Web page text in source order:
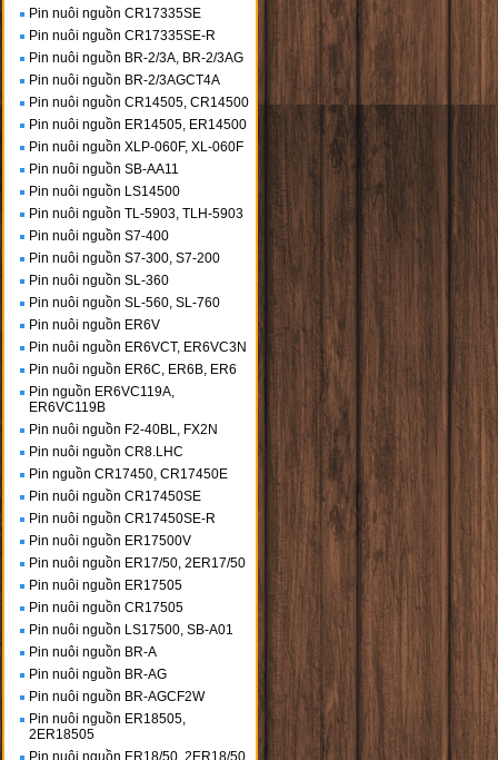
Pin nuôi nguồn CR17335SE
Pin nuôi nguồn CR17335SE-R
Pin nuôi nguồn BR-2/3A, BR-2/3AG
Pin nuôi nguồn BR-2/3AGCT4A
Pin nuôi nguồn CR14505, CR14500
Pin nuôi nguồn ER14505, ER14500
Pin nuôi nguồn XLP-060F, XL-060F
Pin nuôi nguồn SB-AA11
Pin nuôi nguồn LS14500
Pin nuôi nguồn TL-5903, TLH-5903
Pin nuôi nguồn S7-400
Pin nuôi nguồn S7-300, S7-200
Pin nuôi nguồn SL-360
Pin nuôi nguồn SL-560, SL-760
Pin nuôi nguồn ER6V
Pin nuôi nguồn ER6VCT, ER6VC3N
Pin nuôi nguồn ER6C, ER6B, ER6
Pin nguồn ER6VC119A,
ER6VC119B
Pin nuôi nguồn F2-40BL, FX2N
Pin nuôi nguồn CR8.LHC
Pin nguồn CR17450, CR17450E
Pin nuôi nguồn CR17450SE
Pin nuôi nguồn CR17450SE-R
Pin nuôi nguồn ER17500V
Pin nuôi nguồn ER17/50, 2ER17/50
Pin nuôi nguồn ER17505
Pin nuôi nguồn CR17505
Pin nuôi nguồn LS17500, SB-A01
Pin nuôi nguồn BR-A
Pin nuôi nguồn BR-AG
Pin nuôi nguồn BR-AGCF2W
Pin nuôi nguồn ER18505,
2ER18505
Pin nuôi nguồn ER18/50, 2ER18/50